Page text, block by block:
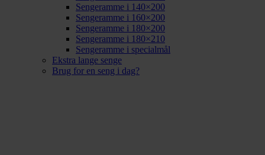
Sengeramme i 140×200
Sengeramme i 160×200
Sengeramme i 180×200
Sengeramme i 180×210
Sengeramme i specialmål
Ekstra lange senge
Brug for en seng i dag?